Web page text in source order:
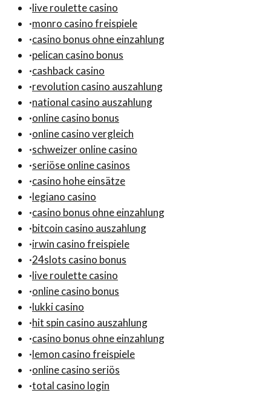
·live roulette casino
·monro casino freispiele
·casino bonus ohne einzahlung
·pelican casino bonus
·cashback casino
·revolution casino auszahlung
·national casino auszahlung
·online casino bonus
·online casino vergleich
·schweizer online casino
·seriöse online casinos
·casino hohe einsätze
·legiano casino
·casino bonus ohne einzahlung
·bitcoin casino auszahlung
·irwin casino freispiele
·24slots casino bonus
·live roulette casino
·online casino bonus
·lukki casino
·hit spin casino auszahlung
·casino bonus ohne einzahlung
·lemon casino freispiele
·online casino seriös
·total casino login